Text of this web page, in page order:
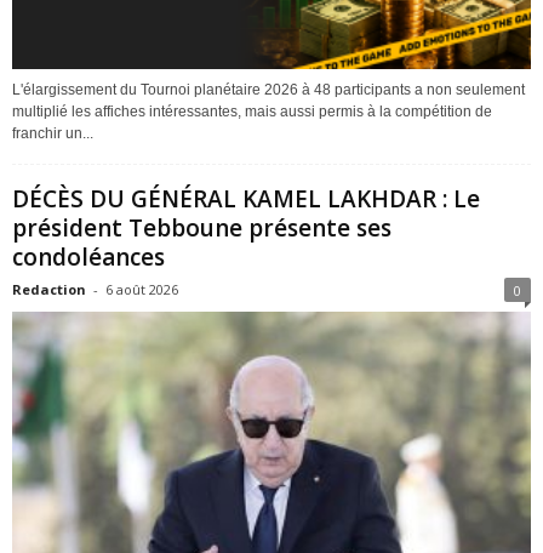
L'élargissement du Tournoi planétaire 2026 à 48 participants a non seulement
multiplié les affiches intéressantes, mais aussi permis à la compétition de
franchir un...
DÉCÈS DU GÉNÉRAL KAMEL LAKHDAR : Le
président Tebboune présente ses
condoléances
Redaction - 6 août 2026 0